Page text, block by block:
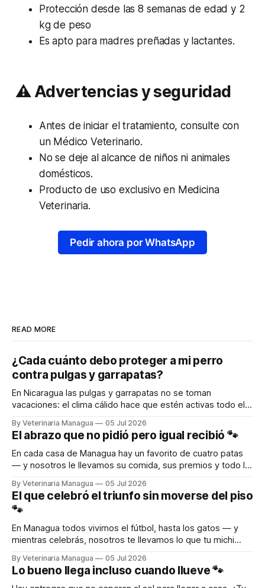
Protección desde las 8 semanas de edad y 2
kg de peso
Es apto para madres preñadas y lactantes.
⚠️ Advertencias y seguridad
Antes de iniciar el tratamiento, consulte con
un Médico Veterinario.
No se deje al alcance de niños ni animales
domésticos.
Producto de uso exclusivo en Medicina
Veterinaria.
Pedir ahora por WhatsApp
READ MORE
¿Cada cuánto debo proteger a mi perro
contra pulgas y garrapatas?
En Nicaragua las pulgas y garrapatas no se toman
vacaciones: el clima cálido hace que estén activas todo el
sola vez, sino una rutina. La buena noticia es que hoy
protegerlo es más fácil que nunca. Existen
By Veterinaria Managua 05 Jul 2026
El abrazo que no pidió pero igual recibió 🐾
En cada casa de Managua hay un favorito de cuatro patas
— y nosotros le llevamos su comida, sus premios y todo lo
recibilo directo en tu puerta. 🛵 DELIVERY A TODA
MANAGUA 📱 WhatsApp: 8690-9787
By Veterinaria Managua 05 Jul 2026
El que celebró el triunfo sin moverse del piso
🐾
En Managua todos vivimos el fútbol, hasta los gatos — y
mientras celebrás, nosotros te llevamos lo que tu michi
directo en tu puerta. 🛵 DELIVERY A TODA MANAGUA 📱
WhatsApp: 8690-9787 🌐 www.veterinariamanagua.com
By Veterinaria Managua 05 Jul 2026
Lo bueno llega incluso cuando llueve 🐾